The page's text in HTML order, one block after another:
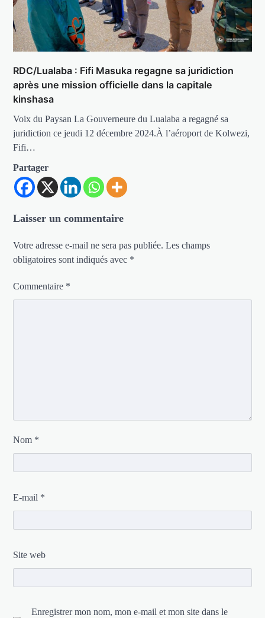
RDC/Lualaba : Fifi Masuka regagne sa juridiction
après une mission officielle dans la capitale
kinshasa
Voix du Paysan La Gouverneure du Lualaba a regagné sa
juridiction ce jeudi 12 décembre 2024.À l’aéroport de Kolwezi,
Fifi…
Partager
Laisser un commentaire
Votre adresse e-mail ne sera pas publiée. Les champs
obligatoires sont indiqués avec *
Commentaire *
Nom *
E-mail *
Site web
Enregistrer mon nom, mon e-mail et mon site dans le